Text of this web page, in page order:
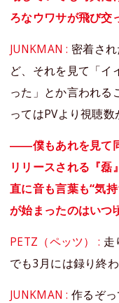
ろなウワサが飛び交
JUNKMAN : 密着さ
ど、それを見て「イ
った」とか言われる
ってはPVより視聴数
――僕もあれを見て
リリースされる『磊
直に音も言葉も“気
が始まったのはいつ
PETZ（ペッツ） : 走
でも3月には録り終わ
JUNKMAN :作るぞ